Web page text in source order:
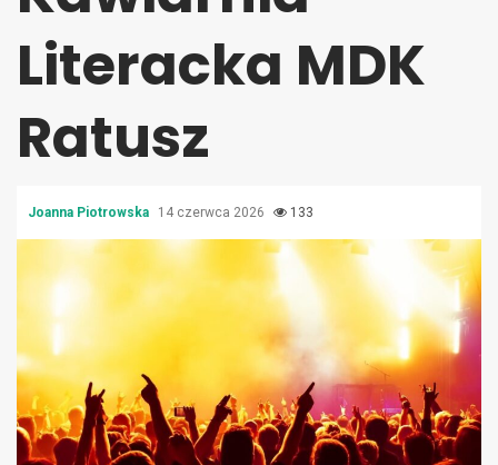
Literacka MDK
Ratusz
Joanna Piotrowska 14 czerwca 2026 133